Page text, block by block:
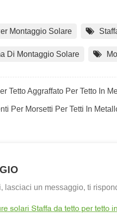
Montaggio Solare
Di Montaggio Solare
Tetto Aggraffato Per Tetto In
Per Morsetti Per Tetti In
lasciaci un messaggio, ti
solari Staffa da tetto per tetto